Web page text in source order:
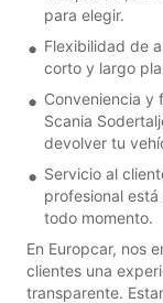
para elegir.
Flexibilidad de
corto y largo
Conveniencia y
Scania
devolver tu
Servicio al
profesional
todo momento.
En Europcar, nos
clientes una
transparente.